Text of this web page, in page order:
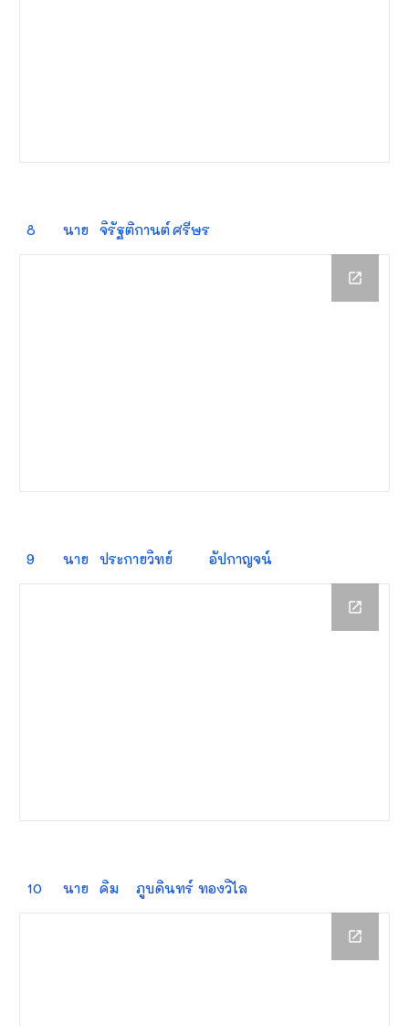
8 นาย จิรัฐติกานต์ศรีษร
9 นาย ประกายวิทย์ อัปกาญจน์
10 นาย คิม ภูบดินทร์ ทองวิไล